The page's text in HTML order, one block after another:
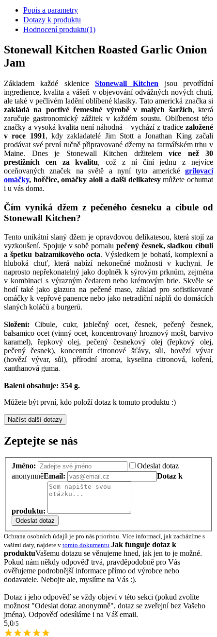
Popis a parametry
Dotazy k produktu
Hodnocení produktu(1)
Stonewall Kitchen Roasted Garlic Onion
Jam
Základem každé sklenice Stonewall Kitchen jsou prvotřídní
ingredience, kvalita a vášeň v objevování odvážných nových chutí,
ale také v pečlivém ladění oblíbené klasiky. Tato americká značka si
zakládá na poctivé řemeslné výrobě v malých šaržích, která
zaručuje gastronomický zážitek v každém soustu. Oblíbenost této
značky a vysoká kvalita není náhodná – vychází z tradice založené
v roce 1991, kdy zakladatelé Jim Stott a Jonathan King začali
prodávat své první ručně připravované džemy na farmářském trhu v
Maine. Dnes je Stonewall Kitchen držitelem více než 30
prestižních cen za kvalitu, což z ní činí jednu z nejvíce
oceňovaných značek na světě a nyní tyto americké grilovací
omáčky, hořčice, omáčky aioli a další delikatesymůžete ochutnat
i u vás doma.
Čím vyniká džem z pečeného česneku a cibule od
Stonewall Kitchen?
Tento unikátní slaný džem je opravdovou delikatesou, která stojí za
vyzkoušení. Spojuje v sobě pomalu pečený česnek, sladkou cibuli
a špetku balzamikového octa. Výsledkem je bohatá, komplexní a
hluboká chuť, která nabízí nekonečné možnosti v kuchyni. Je
naprosto nepřekonatelný jako doplněk k sýrovým prknům, zejména
v kombinaci s výrazným čedarem nebo krémovým brie. Skvěle se
hodí také jako glazura na pečené maso, základ pro sofistikované
omáčky k vepřové panence nebo jako netradiční náplň do domácích
slaných koláčů a burgerů.
Složení:Cibule, cukr, jablečný ocet, česnek, pečený česnek,
balsamico ocet (vinný ocet, koncentrovaný hroznový mošt, barvivo
karamel), řepkový olej, pečený česnekový olej (řepkový olej,
pečený česnek), koncentrát citronové šťávy, sůl, hovězí vývar
(hovězí vývar, sůl), přírodní aroma, kyselina citronová, koření,
xanthanová guma.
Balení obsahuje: 354 g.
Můžete být první, kdo položí dotaz k tomuto produktu :)
Načíst další dotazy
Zeptejte se nás
Jméno:
Odeslat dotaz
anonymněEmail: Dotaz k
produktu:
Odeslat dotaz
Ochrana osobních údajů je pro nás prioritou. Více informací, jak zacházíme s
vašimi daty, najdete v tomto dokumentu.Jak funguje dotaz k
produktuVašemu dotazu se věnujeme hned, jak jen to je možné.
Pokud nám někdy odpověď trvá, pravděpodobně pro Vás
ověřujeme podrobnější informace přímo od výrobce nebo
dodavatele. Nebojte ale, myslíme na Vás :).
Dotaz i jeho odpověď se vždy objeví v této sekci (pokud zvolíte
možnost "Odeslat dotaz anonymně", dotaz se zveřejní bez Vašeho
jména). Odpověď odesíláme i na Váš email.
5,0/5